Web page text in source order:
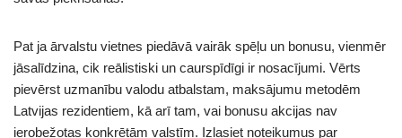
Pat ja ārvalstu vietnes piedāvā vairāk spēļu un bonusu, vienmēr
jāsalīdzina, cik reālistiski un caurspīdīgi ir nosacījumi. Vērts
pievērst uzmanību valodu atbalstam, maksājumu metodēm
Latvijas rezidentiem, kā arī tam, vai bonusu akcijas nav
ierobežotas konkrētām valstīm. Izlasiet noteikumus par